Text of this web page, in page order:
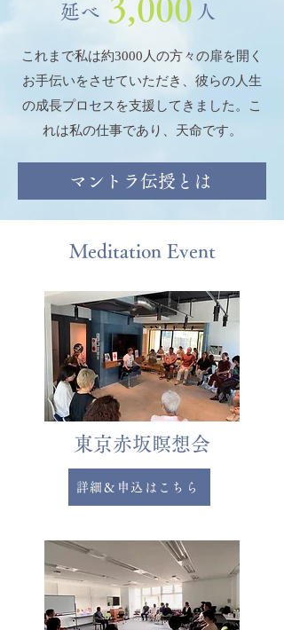
人
延べ 3,000
これまで私は約3000人の方々の扉を開く
お手伝いをさせていただき、彼らの人生
の成長プロセスを支援してきました。こ
れは私の仕事であり、天命です。
マントラ伝授とは
Meditation Event
東京赤坂瞑想会
詳細＆申込はこちら